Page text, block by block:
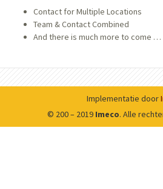
Contact for Multiple Locations
Team & Contact Combined
And there is much more to come …
Implementatie door
© 200 – 2019 Imeco. Alle